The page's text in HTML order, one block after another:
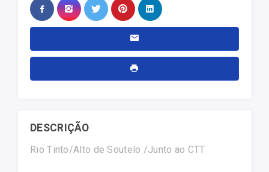
DESCRIÇÃO
Rio Tinto/Alto de Soutelo /Junto ao CTT